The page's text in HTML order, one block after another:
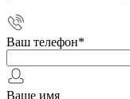
Ваш телефон*
Ваше имя